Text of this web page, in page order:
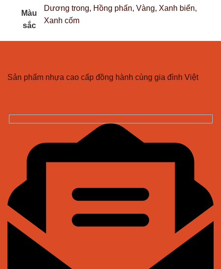
Màu
sắc
Dương trong, Hồng phấn, Vàng, Xanh biển,
Xanh cốm
Sản phẩm nhựa cao cấp đồng hành cùng gia đình Việt